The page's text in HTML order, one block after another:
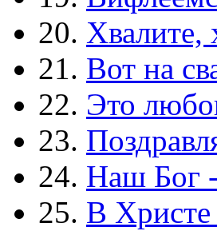
20. Хвалите,
21. Вот на
22. Это
23.
24. Наш Бог
25. В Христе